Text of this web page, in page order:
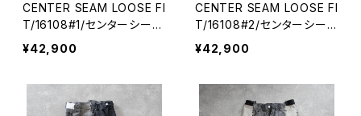
CENTER SEAM LOOSE FI
T/16108#1/センターシーム
ルーズフィット
¥42,900
CENTER SEAM LOOSE FI
T/16108#2/センターシーム
ルーズフィット
¥42,900